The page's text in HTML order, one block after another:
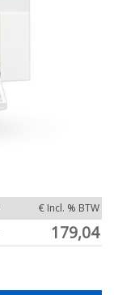
€ Incl. % BTW
179,04